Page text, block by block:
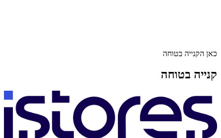
כאן הקנייה בטוחה
קנייה בטוחה